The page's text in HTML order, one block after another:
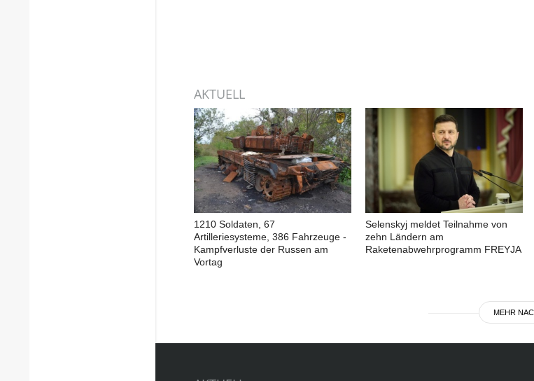
AKTUELL
1210 Soldaten, 67
Artilleriesysteme, 386 Fahrzeuge -
Kampfverluste der Russen am
Vortag
Selenskyj meldet Teilnahme von
zehn Ländern am
Raketenabwehrprogramm FREYJA
MEHR